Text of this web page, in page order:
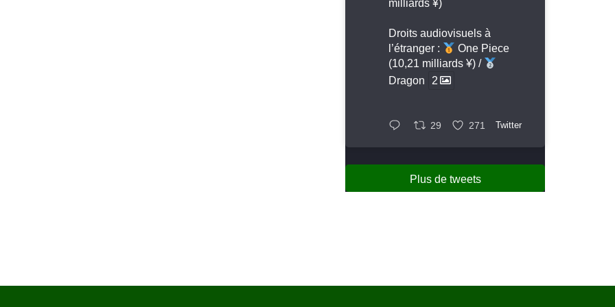
milliards ¥)
Droits audiovisuels à
l’étranger :
One Piece
(10,21 milliards ¥) /
Dragon
2
29 271 Twitter
Plus de tweets